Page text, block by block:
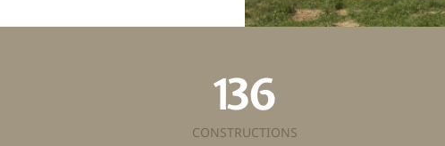
136
CONSTRUCTIONS